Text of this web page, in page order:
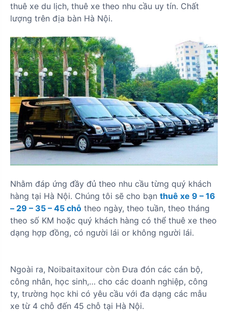
thuê xe du lịch, thuê xe theo nhu cầu uy tín. Chất
lượng trên địa bàn Hà Nội.
Nhằm đáp ứng đầy đủ theo nhu cầu từng quý khách
hàng tại Hà Nội. Chúng tôi sẽ cho bạn thuê xe 9 – 16
– 29 – 35 – 45 chỗ theo ngày, theo tuần, theo tháng
theo số KM hoặc quý khách hàng có thể thuê xe theo
dạng hợp đồng, có người lái or không người lái.
Ngoài ra, Noibaitaxitour còn Đưa đón các cán bộ,
công nhân, học sinh,… cho các doanh nghiệp, công
ty, trường học khi có yêu cầu với đa dạng các mẫu
xe từ 4 chỗ đến 45 chỗ tại Hà Nội.